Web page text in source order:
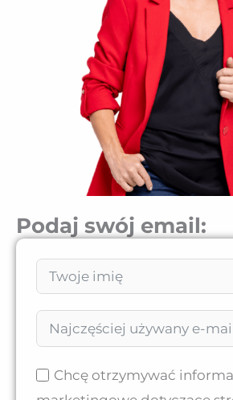
Podaj swój email:
Chcę otrzymywać